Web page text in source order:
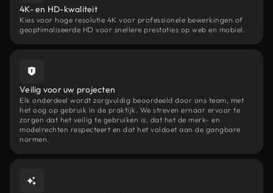
4K- en HD-kwaliteit
Kies voor hoge resolutie 4K voor professionele bewerkingen of
geoptimaliseerde HD voor snellere prestaties op web en mobiel.
Veilig voor uw projecten
Elk onderdeel wordt zorgvuldig beoordeeld door ons team, met
het oog op gebruik in de praktijk. We streven ernaar ervoor te
zorgen dat het veilig te gebruiken is, dat het de merk- en
modelrechten respecteert en dat het voldoet aan de gangbare
normen.